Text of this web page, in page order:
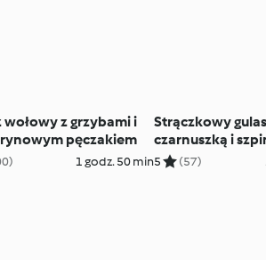
wołowy z grzybami i
pęczakiem
1 godz. 50 min
Strączkowy
czarnuszką i
5 (57)